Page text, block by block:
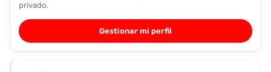
Favoritos
Pronto
podrás
registrarte
privado.
Gestionar mi perfil